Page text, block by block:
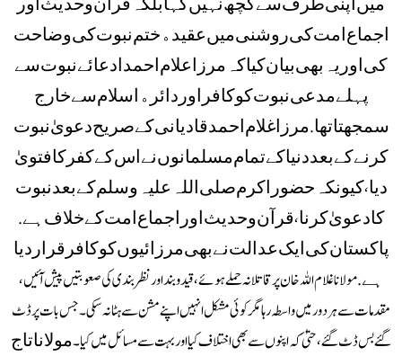
ﻣﯿﮟ ﺍﭘﻨﯽ ﻃﺮﻑ ﺳﮯ ﮐﭽﮫ ﻧﮩﯿﮟ ﮐﮩﺎ ﺑﻠﮑﮧ ﻗﺮﺁﻥ ﻭ ﺣﺪﯾﺚ ﺍﻭﺭ
ﺍﺟﻤﺎﻉ ﺍﻣﺖ ﮐﯽ ﺭﻭﺷﻨﯽ ﻣﯿﮟ ﻋﻘﯿﺪﮦ ﺧﺘﻢ ﻧﺒﻮﺕ ﮐﯽ ﻭﺿﺎﺣﺖ
ﮐﯽ ﺍﻭﺭ ﯾﮧ ﺑﮭﯽ ﺑﯿﺎﻥ ﮐﯿﺎ ﮐﮧ ﻣﺮﺯﺍ ﻋﻼﻡ ﺍﺣﻤﺪ ﺍﺩﻋﺎﺋﮯ ﻧﺒﻮﺕ ﺳﮯ
ﭘﮩﻠﮯ ﻣﺪﻋﯽ ﻧﺒﻮﺕ ﮐﻮ ﮐﺎﻓﺮ ﺍﻭﺭ ﺩﺍﺋﺮﮦ ﺍﺳﻼﻡ ﺳﮯ ﺧﺎﺭﺝ
ﺳﻤﺠﮭﺘﺎ ﺗﮭﺎ . ﻣﺮﺯﺍ ﻏﻼﻡ ﺍﺣﻤﺪ ﻗﺎﺩﯾﺎﻧﯽ ﮐﮯ ﺻﺮﯾﺢ ﺩﻋﻮﯼٰ ﻧﺒﻮﺕ
ﮐﺮﻧﮯ ﮐﮯ ﺑﻌﺪ ﺩﻧﯿﺎ ﮐﮯ ﺗﻤﺎﻡ ﻣﺴﻠﻤﺎﻧﻮﮞ ﻧﮯ ﺍﺱ ﮐﮯ ﮐﻔﺮ ﮐﺎ ﻓﺘﻮﯼٰ
ﺩﯾﺎ، ﮐﯿﻮﻧﮑﮧ ﺣﻀﻮﺭ ﺍﮐﺮﻡ ﺻﻠﯽ ﺍﻟﻠﮧ ﻋﻠﯿﮧ ﻭﺳﻠﻢ ﮐﮯ ﺑﻌﺪ ﻧﺒﻮﺕ
ﮐﺎ ﺩﻋﻮﯼٰ ﮐﺮﻧﺎ، ﻗﺮﺁﻥ ﻭ ﺣﺪﯾﺚ ﺍﻭﺭ ﺍﺟﻤﺎﻉ ﺍﻣﺖ ﮐﮯ ﺧﻼﻑ ﮨﮯ .
ﭘﺎﮐﺴﺘﺎﻥ ﮐﯽ ﺍﯾﮏ ﻋﺪﺍﻟﺖ ﻧﮯ ﺑﮭﯽ ﻣﺮﺯﺍﺋﯿﻮﮞ ﮐﻮ ﮐﺎﻓﺮ ﻗﺮﺍﺭ ﺩﯾﺎ
ﮨﮯ . مولاناغلام اللہ خان پر قاتلانہ حملے ہوئے، قید و بند اور نظر بندی کی صعوبتیں پیش آئیں،
مقدمات سے ہر دور میں واسطہ رہا مگر کوئی مشکل انہیں اپنے مشن سے ہٹا نہ سکی۔ جس بات پر ڈٹ
گئے بس ڈٹ گئے، حتیٰ کہ اپنوں سے بھی اختلاف کیا اور بہت سے مسائل میں کیا۔ ﻣﻮﻻﻧﺎ ﺗﺎﺝ